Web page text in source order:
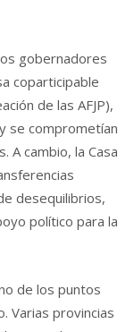
gobernadores
coparticipable
de las AFJP),
se comprometían
A cambio, la Casa
desequilibrios,
político para la
de los puntos
Varias provincias